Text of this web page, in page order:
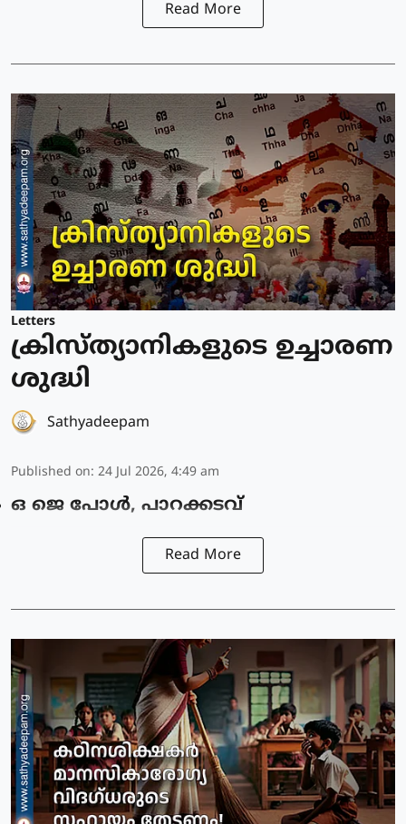
Read More
Letters
ക്രിസ്ത്യാനികളുടെ ഉച്ചാരണ
ശുദ്ധി
Sathyadeepam
Published on: 24 Jul 2026, 4:49 am
ഒ ജെ പോൾ, പാറക്കടവ്
Read More